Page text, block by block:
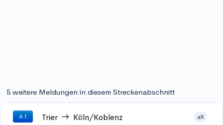
5 weitere Meldungen in diesem Streckenabschnitt
A 1 Trier Köln/Koblenz alt